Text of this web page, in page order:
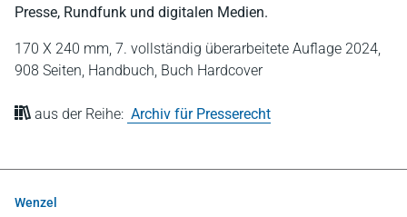
Presse, Rundfunk und digitalen Medien.
170 X 240 mm, 7. vollständig überarbeitete Auflage 2024,
908 Seiten, Handbuch, Buch Hardcover
aus der Reihe: Archiv für Presserecht
Wenzel